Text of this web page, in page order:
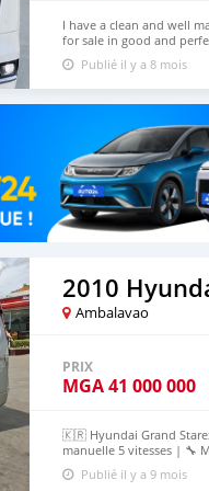
I have a clean and well
for sale in good and
mileage, to get more
)
Publié il y a 8 mois
2010
Ambalavao
PRIX
MGA41 000 000
🇰🇷 Hyundai Grand
manuelle 5 vitesses | 🔧
mécanique ✅Interieur et
de recul ✅kit chromé
Publié il y a 9 mois